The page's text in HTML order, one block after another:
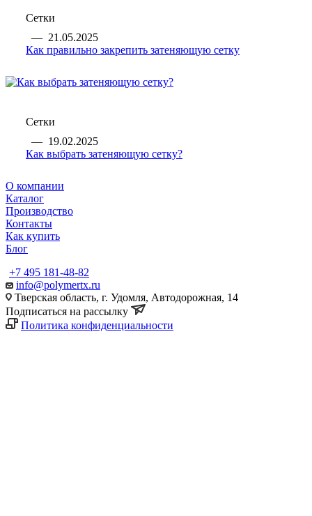
Сетки
— 21.05.2025
Как правильно закрепить затеняющую сетку
Сетки
— 19.02.2025
Как выбрать затеняющую сетку?
О компании
Каталог
Производство
Контакты
Как купить
Блог
+7 495 181-48-82
info@polymertx.ru
Тверская область, г. Удомля, Автодорожная, 14
Подписаться на рассылку
Политика конфиденциальности